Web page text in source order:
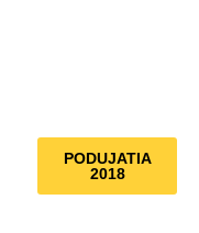
PODUJATIA
2018